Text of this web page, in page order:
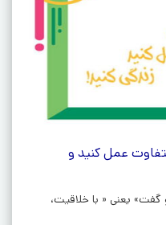
عمل کنید و
یعنی « با خلاقیت،